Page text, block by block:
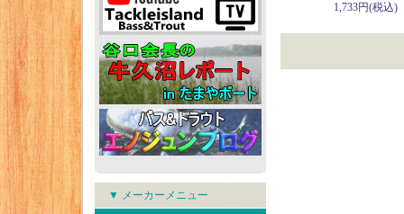
▼ メーカーメニュー
1,733円(税込)